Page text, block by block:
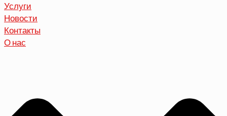
Услуги
Новости
Контакты
О нас